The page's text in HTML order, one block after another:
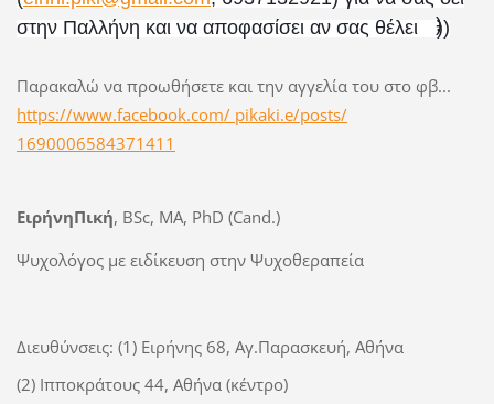
στην Παλλήνη και να αποφασίσει αν σας θέλει
;-)
))
Παρακαλώ να προωθήσετε και την αγγελία του στο φβ...
https://www.facebook.com/ pikaki.e/posts/
1690006584371411
ΕιρήνηΠική, BSc, MA, PhD (Cand.)
Ψυχολόγος με ειδίκευση στην Ψυχοθεραπεία
Διευθύνσεις: (1) Ειρήνης 68, Αγ.Παρασκευή, Αθήνα
(2) Ιπποκράτους 44, Αθήνα (κέντρο)